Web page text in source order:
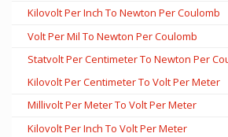
Kilovolt Per Inch To Newton Per Coulomb
Volt Per Mil To Newton Per Coulomb
Statvolt Per Centimeter To Newton Per
Kilovolt Per Centimeter To Volt Per Meter
Millivolt Per Meter To Volt Per Meter
Kilovolt Per Inch To Volt Per Meter